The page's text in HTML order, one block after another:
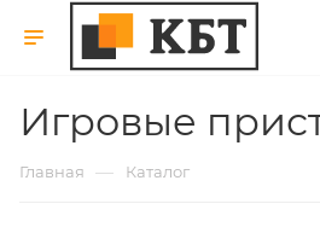
Игровые
Главная — Каталог